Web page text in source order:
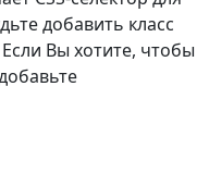
добавить класс
Вы хотите, чтобы